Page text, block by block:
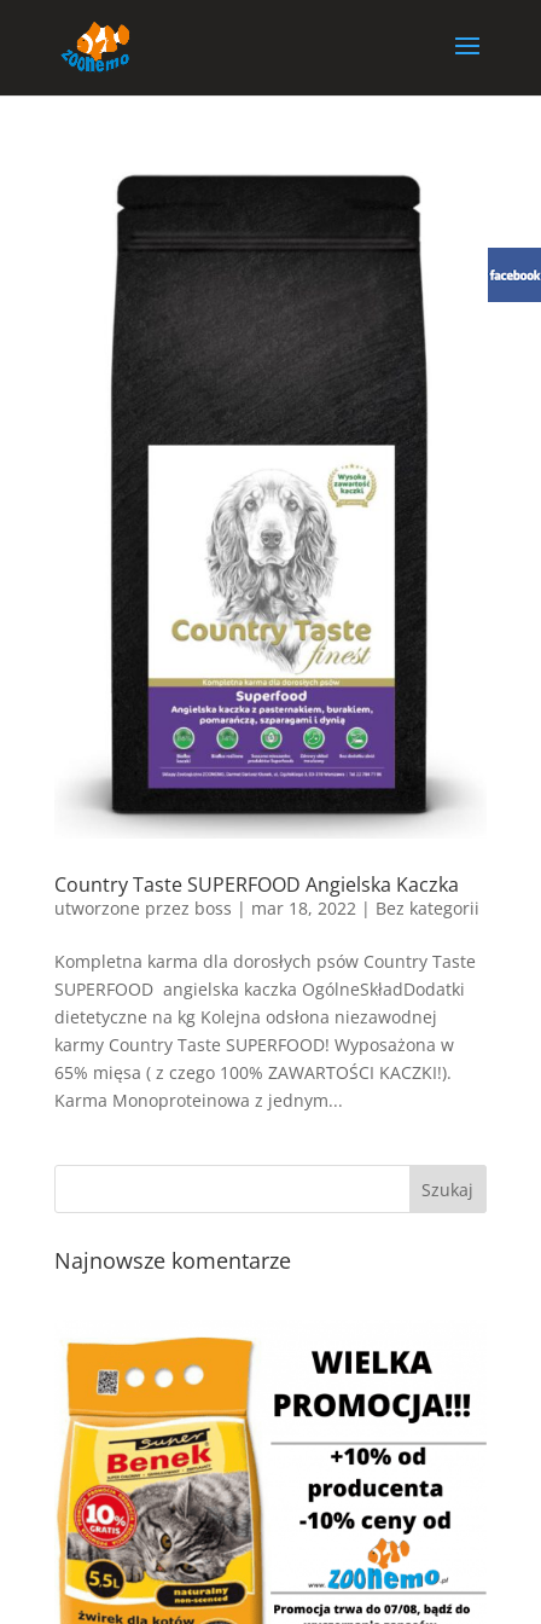
Country Taste SUPERFOOD Angielska Kaczka
utworzone przez boss | mar 18, 2022 | Bez kategorii
Kompletna karma dla dorosłych psów Country Taste
SUPERFOOD angielska kaczka OgólneSkładDodatki
dietetyczne na kg Kolejna odsłona niezawodnej
karmy Country Taste SUPERFOOD! Wyposażona w
65% mięsa ( z czego 100% ZAWARTOŚCI KACZKI!).
Karma Monoproteinowa z jednym...
Najnowsze komentarze